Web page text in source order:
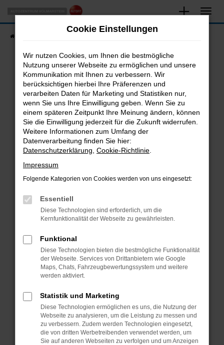
Zum
Hauptinhalt
springen
Fahrzeugsuche
Fehler: Network Error
Beim Laden ist ein Fehler aufgetreten.
Hier sind ein paar Tipps, die dir helfen können:
Überprüfe deine Firewall und deine
Internetverbindung.
Laden andere Webseiten, zum Beispiel deine
Suchmaschine?
Prüfe deine Browsererweiterungen.
können das Laden bestimmter Seiten
verhindern. Funktioniert die Seite in einem
anderen Browser oder in einem privaten
Starte dein Gerät neu.
Das kann manchmal helfen, vorübergehende
Probleme zu beheben.
Betriebssystem auf dem neuesten Stand
sind.
Veraltete Software birgt nicht nur ein
Sicherheitsrisiko, sondern kann auch dazu
führen, dass bestimmte Funktionen nicht mehr
Cookie Einstellungen
Wir nutzen Cookies, um Ihnen die bestmögliche
Nutzung unserer Webseite zu ermöglichen und unsere
Kommunikation mit Ihnen zu verbessern. Wir
berücksichtigen hierbei Ihre Präferenzen und
verarbeiten Daten für Marketing und Statistiken nur,
wenn Sie uns Ihre Einwilligung geben. Wenn Sie zu
einem späteren Zeitpunkt Ihre Meinung ändern, können
Sie die Einwilligung jederzeit für die Zukunft widerrufen.
Weitere Informationen zum Umfang der
Datenverarbeitung finden Sie hier:
Datenschutzerklärung Cookie-Richtlinie
Impressum
Folgende Kategorien von Cookies werden von uns eingesetzt:
Essentiell
Diese Technologien sind erforderlich, um die
Kernfunktionalität der Webseite zu gewährleisten.
Funktional
Diese Technologien bieten die bestmögliche Funktionalität
der Webseite. Services von Drittanbietern wie Google
Maps, Chats, Fahrzeugbewertungssystem und weitere
werden aktiviert.
Statistik und Marketing
Diese Technologien ermöglichen es uns, die Nutzung der
Webseite zu analysieren, um die Leistung zu messen und
zu verbessern. Zudem werden Technologien eingesetzt,
die von dritten Werbetreibenden verwendet werden, um
Sie auf anderen Webseiten zu verfolgen und um Anzeigen